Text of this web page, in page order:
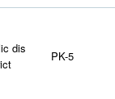
dis
PK-5